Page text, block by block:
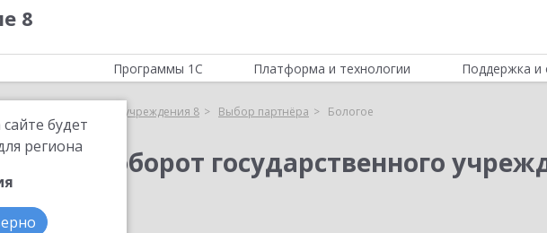
8
будет
региона
Программы 1С Платформа и технологии Поддержка и
государственного учреждения 8 Выбор партнёра Бологое
государственного